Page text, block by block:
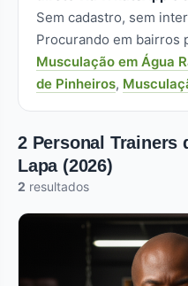
Sem cadastro, sem
Procurando em bairros
Musculação em Água
de Pinheiros,
2 Personal Trainers
Lapa (2026)
2 resultados